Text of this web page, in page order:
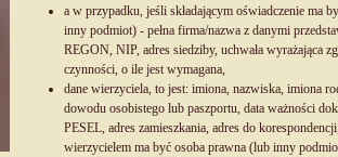
a w przypadku, jeśli składającym oświadczenie ma
inny podmiot) - pełna firma/nazwa z danymi
REGON, NIP, adres siedziby, uchwała wyrażająca
czynności, o ile jest wymagana,
dane wierzyciela, to jest: imiona, nazwiska, imiona
dowodu osobistego lub paszportu, data ważności
PESEL, adres zamieszkania, adres do
wierzycielem ma być osoba prawna (lub inny